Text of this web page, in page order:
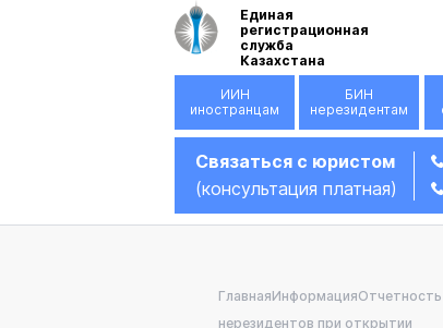
Единая
регистрационная
служба
Казахстана
ИИН
иностранцам
БИН
нерезидентам
Связаться с юристом
(консультация платная)
ГлавнаяИнформацияОтчетность
нерезидентов при открытии